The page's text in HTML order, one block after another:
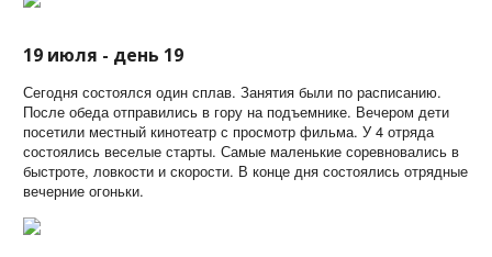
19 июля - день 19
Сегодня состоялся один сплав. Занятия были по расписанию.
После обеда отправились в гору на подъемнике. Вечером дети
посетили местный кинотеатр с просмотр фильма. У 4 отряда
состоялись веселые старты. Самые маленькие соревновались в
быстроте, ловкости и скорости. В конце дня состоялись отрядные
вечерние огоньки.